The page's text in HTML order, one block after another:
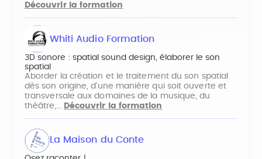
Découvrir la formation
Whiti Audio Formation
3D sonore : spatial sound design, élaborer le son
spatial
Aborder la création et le traitement du son spatial
dès son origine, d'une manière qui soit ouverte et
transversale aux domaines de la musique, du
théâtre,… Découvrir la formation
La Maison du Conte